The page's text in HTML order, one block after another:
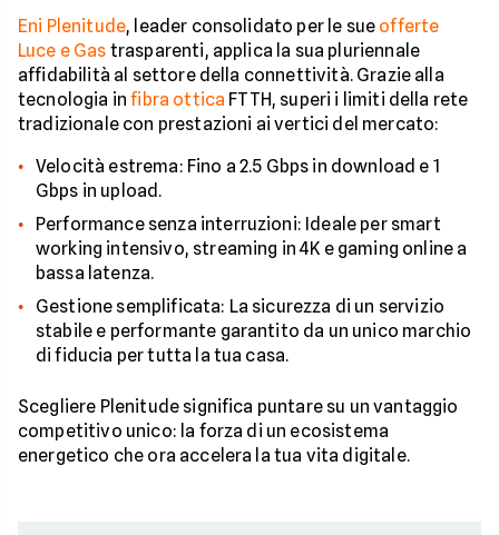
Eni Plenitude, leader consolidato per le sue offerte
Luce e Gas trasparenti, applica la sua pluriennale
affidabilità al settore della connettività. Grazie alla
tecnologia infibra ottica FTTH, superi i limiti della rete
tradizionale con prestazioni ai vertici del mercato:
Velocità estrema: Fino a 2.5 Gbps in download e 1
Gbps in upload.
Performance senza interruzioni: Ideale per smart
working intensivo, streaming in 4K e gaming online a
bassa latenza.
Gestione semplificata: La sicurezza di un servizio
stabile e performante garantito da un unico marchio
di fiducia per tutta la tua casa.
Scegliere Plenitude significa puntare su un vantaggio
competitivo unico: la forza di un ecosistema
energetico che ora accelera la tua vita digitale.